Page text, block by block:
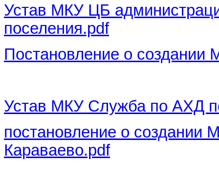
Устав МКУ ЦБ
поселения.pdf
Постановление о
Устав МКУ Служба по АХД
постановление о
Караваево.pdf